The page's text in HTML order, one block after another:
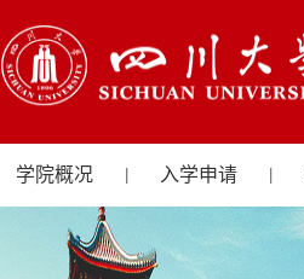
学院概况 入学申请